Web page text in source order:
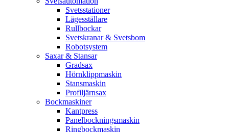
Svetsstationer
Lägesställare
Rullbockar
Svetskranar & Svetsbom
Robotsystem
Saxar & Stansar
Gradsax
Hörnklippmaskin
Stansmaskin
Profiljärnsax
Bockmaskiner
Kantpress
Panelbockningsmaskin
Ringbockmaskin